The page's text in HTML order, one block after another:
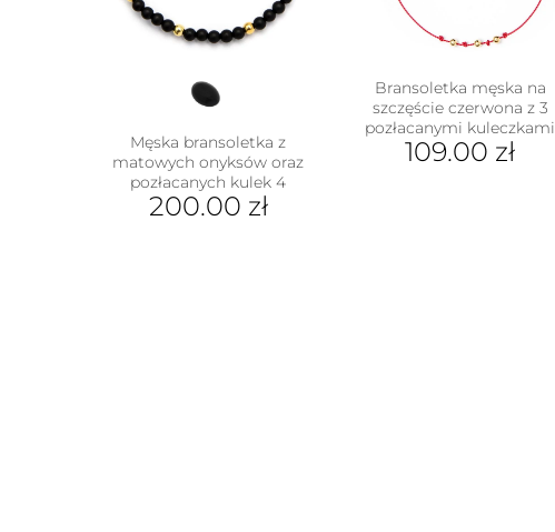
Męska bransoletka z
matowych onyksów oraz
pozłacanych kulek 4
200.00 zł
Bransoletka męska na
szczęście czerwona z 3
pozłacanymi kuleczkami
109.00 zł